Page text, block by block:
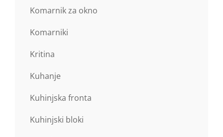
Komarnik za okno
Komarniki
Kritina
Kuhanje
Kuhinjska fronta
Kuhinjski bloki